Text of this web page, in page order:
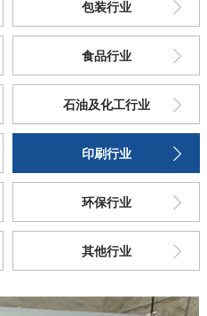
包装行业
食品行业
石油及化工行业
印刷行业
环保行业
其他行业